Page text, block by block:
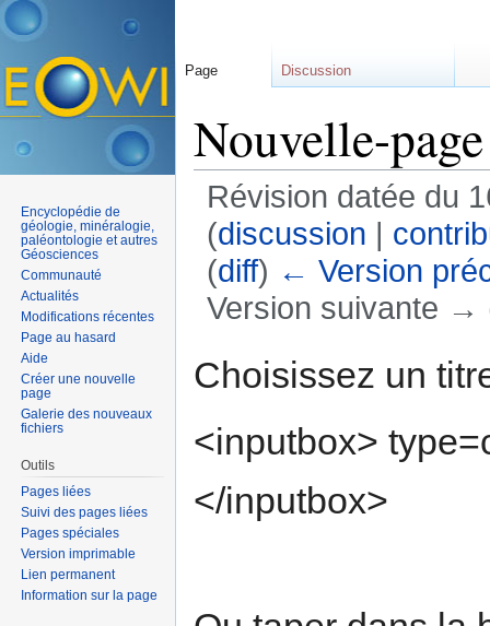
Nouvelle-page
Révision datée du
(discussion |
(diff) ← Version
Version suivante →
Choisissez un
<inputbox>
</inputbox>
Page Discussion
Encyclopédie de
géologie, minéralogie,
paléontologie et autres
Géosciences
Communauté
Actualités
Modifications récentes
Page au hasard
Aide
Créer une nouvelle
page
Galerie des nouveaux
fichiers
Outils
Pages liées
Suivi des pages liées
Pages spéciales
Version imprimable
Lien permanent
Information sur la page